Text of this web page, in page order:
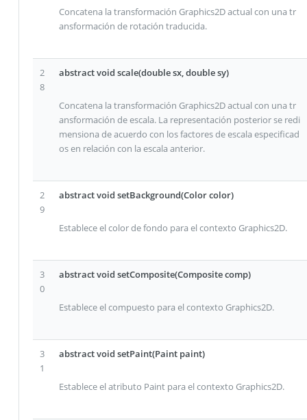
Concatena la transformación Graphics2D actual con una tr
ansformación de rotación traducida.
2
8
abstract void scale(double sx, double sy)
Concatena la transformación Graphics2D actual con una tr
ansformación de escala. La representación posterior se redi
mensiona de acuerdo con los factores de escala especificad
os en relación con la escala anterior.
2
9
abstract void setBackground(Color color)
Establece el color de fondo para el contexto Graphics2D.
3
0
abstract void setComposite(Composite comp)
Establece el compuesto para el contexto Graphics2D.
3
1
abstract void setPaint(Paint paint)
Establece el atributo Paint para el contexto Graphics2D.